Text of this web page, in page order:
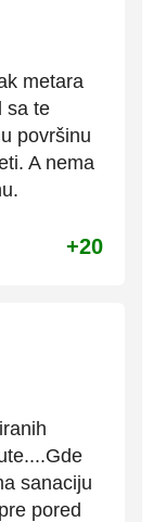
metara
sa te
površinu
A nema
+20
sanaciju
pored